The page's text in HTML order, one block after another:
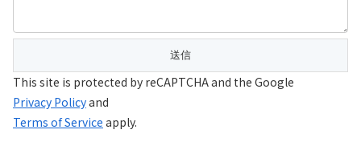
This site is protected by reCAPTCHA and the Google
Privacy Policyand
Terms of Service apply.